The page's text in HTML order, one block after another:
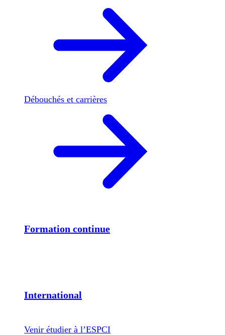
Débouchés et carrières
Formation continue
International
Venir étudier à l’ESPCI